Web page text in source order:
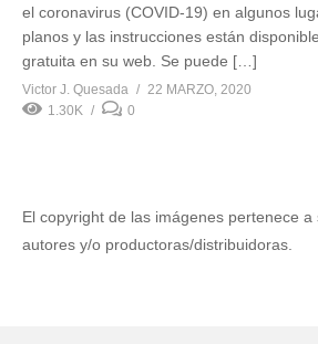
el coronavirus (COVID-19) en algunos
planos y las instrucciones están
gratuita en su web. Se puede […]
Victor J. Quesada
22 MARZO, 2020
1.30K
0
El copyright de las imágenes pertenece a
autores y/o productoras/distribuidoras.